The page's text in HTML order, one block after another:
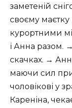
заметеній
своєму маєтку
курортними
і Анна разом.
скачках. →
маючи сил
чоловікові у
Кареніна,